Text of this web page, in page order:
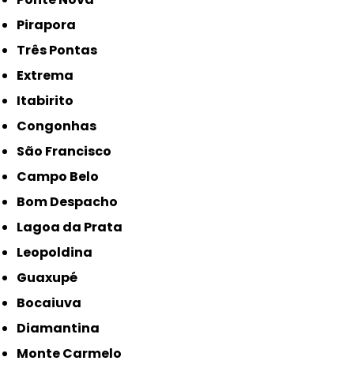
Pirapora
Três Pontas
Extrema
Itabirito
Congonhas
São Francisco
Campo Belo
Bom Despacho
Lagoa da Prata
Leopoldina
Guaxupé
Bocaiuva
Diamantina
Monte Carmelo